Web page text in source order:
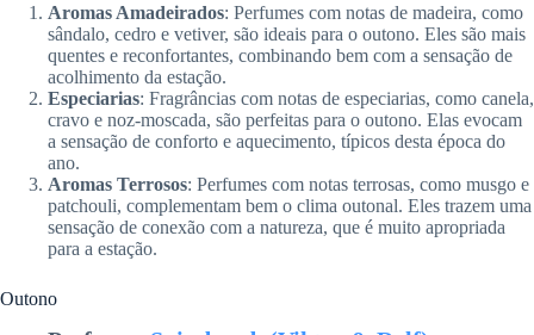
Aromas Amadeirados: Perfumes com notas de madeira, como
sândalo, cedro e vetiver, são ideais para o outono. Eles são mais
quentes e reconfortantes, combinando bem com a sensação de
acolhimento da estação.
Especiarias: Fragrâncias com notas de especiarias, como canela,
cravo e noz-moscada, são perfeitas para o outono. Elas evocam
a sensação de conforto e aquecimento, típicos desta época do
ano.
Aromas Terrosos: Perfumes com notas terrosas, como musgo e
patchouli, complementam bem o clima outonal. Eles trazem uma
sensação de conexão com a natureza, que é muito apropriada
para a estação.
Outono